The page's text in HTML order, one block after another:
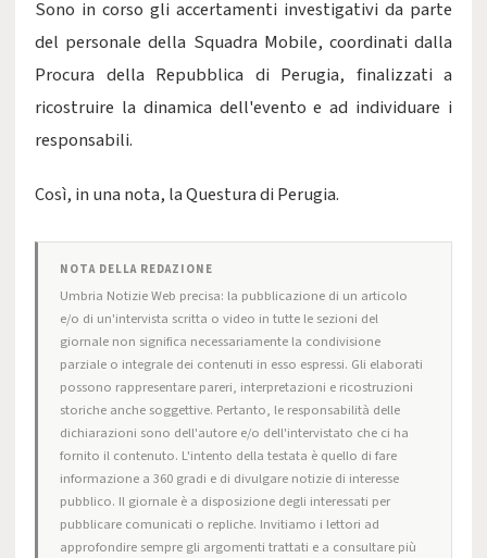
Sono in corso gli accertamenti investigativi da parte
del personale della Squadra Mobile, coordinati dalla
Procura della Repubblica di Perugia, finalizzati a
ricostruire la dinamica dell'evento e ad individuare i
responsabili.
Così, in una nota, la Questura di Perugia.
NOTA DELLA REDAZIONE
Umbria Notizie Web precisa: la pubblicazione di un articolo
e/o di un'intervista scritta o video in tutte le sezioni del
giornale non significa necessariamente la condivisione
parziale o integrale dei contenuti in esso espressi. Gli elaborati
possono rappresentare pareri, interpretazioni e ricostruzioni
storiche anche soggettive. Pertanto, le responsabilità delle
dichiarazioni sono dell'autore e/o dell'intervistato che ci ha
fornito il contenuto. L'intento della testata è quello di fare
informazione a 360 gradi e di divulgare notizie di interesse
pubblico. Il giornale è a disposizione degli interessati per
pubblicare comunicati o repliche. Invitiamo i lettori ad
approfondire sempre gli argomenti trattati e a consultare più